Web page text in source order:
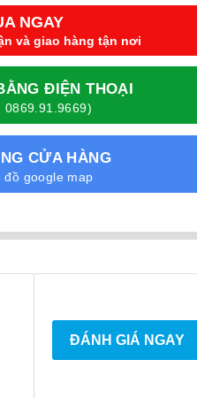
NGAY
và giao hàng tận nơi
ĐIỆN THOẠI
0869.91.9669)
CỬA HÀNG
đồ google map
ĐÁNH GIÁ NGAY